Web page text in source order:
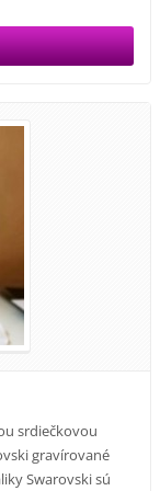
srdiečkovou
gravírované
Swarovski sú